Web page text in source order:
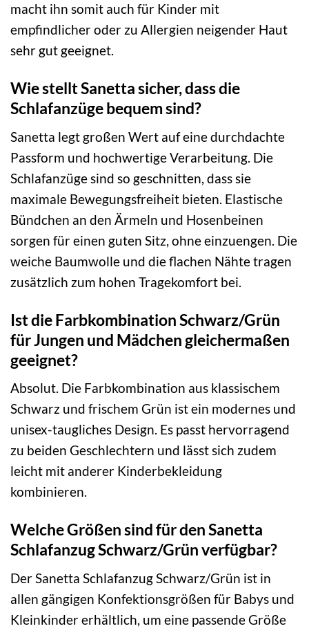
macht ihn somit auch für Kinder mit
empfindlicher oder zu Allergien neigender Haut
sehr gut geeignet.
Wie stellt Sanetta sicher, dass die
Schlafanzüge bequem sind?
Sanetta legt großen Wert auf eine durchdachte
Passform und hochwertige Verarbeitung. Die
Schlafanzüge sind so geschnitten, dass sie
maximale Bewegungsfreiheit bieten. Elastische
Bündchen an den Ärmeln und Hosenbeinen
sorgen für einen guten Sitz, ohne einzuengen. Die
weiche Baumwolle und die flachen Nähte tragen
zusätzlich zum hohen Tragekomfort bei.
Ist die Farbkombination Schwarz/Grün
für Jungen und Mädchen gleichermaßen
geeignet?
Absolut. Die Farbkombination aus klassischem
Schwarz und frischem Grün ist ein modernes und
unisex-taugliches Design. Es passt hervorragend
zu beiden Geschlechtern und lässt sich zudem
leicht mit anderer Kinderbekleidung
kombinieren.
Welche Größen sind für den Sanetta
Schlafanzug Schwarz/Grün verfügbar?
Der Sanetta Schlafanzug Schwarz/Grün ist in
allen gängigen Konfektionsgrößen für Babys und
Kleinkinder erhältlich, um eine passende Größe